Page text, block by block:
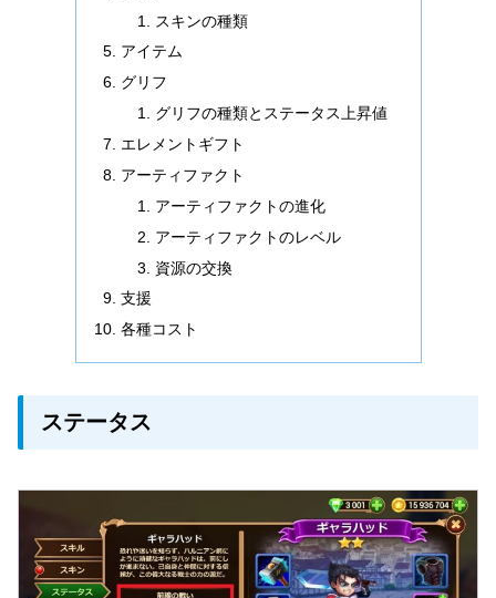
スキンの種類
アイテム
グリフ
グリフの種類とステータス上昇値
エレメントギフト
アーティファクト
アーティファクトの進化
アーティファクトのレベル
資源の交換
支援
各種コスト
ステータス